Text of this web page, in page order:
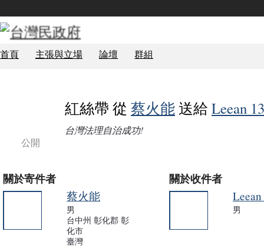
首頁 主張與立場 論壇 群組
公開
紅絲帶 從 蔡火能送給 Leean 13
台灣法理自治成功!
關於寄件者
蔡火能
男
台中州 彰化郡 彰
化市
臺灣
關於收件者
男